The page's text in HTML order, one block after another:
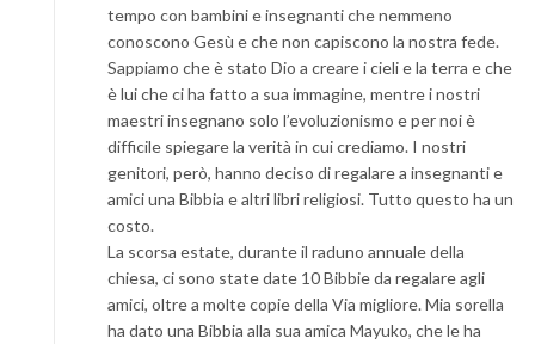
tempo con bambini e insegnanti che nemmeno
conoscono Gesù e che non capiscono la nostra fede.
Sappiamo che è stato Dio a creare i cieli e la terra e che
è lui che ci ha fatto a sua immagine, mentre i nostri
maestri insegnano solo l’evoluzionismo e per noi è
difficile spiegare la verità in cui crediamo. I nostri
genitori, però, hanno deciso di regalare a insegnanti e
amici una Bibbia e altri libri religiosi. Tutto questo ha un
costo.
La scorsa estate, durante il raduno annuale della
chiesa, ci sono state date 10 Bibbie da regalare agli
amici, oltre a molte copie della Via migliore. Mia sorella
ha dato una Bibbia alla sua amica Mayuko, che le ha